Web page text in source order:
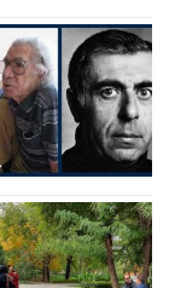
1:00 تمدید مهلت اظهارنامه‌های